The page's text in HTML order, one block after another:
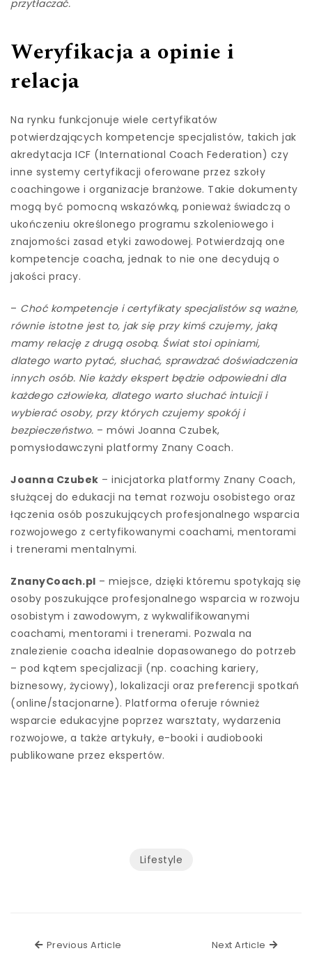
przytłaczać.
Weryfikacja a opinie i
relacja
Na rynku funkcjonuje wiele certyfikatów
potwierdzających kompetencje specjalistów, takich jak
akredytacja ICF (International Coach Federation) czy
inne systemy certyfikacji oferowane przez szkoły
coachingowe i organizacje branżowe. Takie dokumenty
mogą być pomocną wskazówką, ponieważ świadczą o
ukończeniu określonego programu szkoleniowego i
znajomości zasad etyki zawodowej. Potwierdzają one
kompetencje coacha, jednak to nie one decydują o
jakości pracy.
– Choć kompetencje i certyfikaty specjalistów są ważne,
równie istotne jest to, jak się przy kimś czujemy, jaką
mamy relację z drugą osobą. Świat stoi opiniami,
dlatego warto pytać, słuchać, sprawdzać doświadczenia
innych osób. Nie każdy ekspert będzie odpowiedni dla
każdego człowieka, dlatego warto słuchać intuicji i
wybierać osoby, przy których czujemy spokój i
bezpieczeństwo. – mówi Joanna Czubek,
pomysłodawczyni platformy Znany Coach.
Joanna Czubek – inicjatorka platformy Znany Coach,
służącej do edukacji na temat rozwoju osobistego oraz
łączenia osób poszukujących profesjonalnego wsparcia
rozwojowego z certyfikowanymi coachami, mentorami
i trenerami mentalnymi.
ZnanyCoach.pl – miejsce, dzięki któremu spotykają się
osoby poszukujące profesjonalnego wsparcia w rozwoju
osobistym i zawodowym, z wykwalifikowanymi
coachami, mentorami i trenerami. Pozwala na
znalezienie coacha idealnie dopasowanego do potrzeb
– pod kątem specjalizacji (np. coaching kariery,
biznesowy, życiowy), lokalizacji oraz preferencji spotkań
(online/stacjonarne). Platforma oferuje również
wsparcie edukacyjne poprzez warsztaty, wydarzenia
rozwojowe, a także artykuły, e-booki i audiobooki
publikowane przez ekspertów.
Lifestyle
Previous Article Next Article Next